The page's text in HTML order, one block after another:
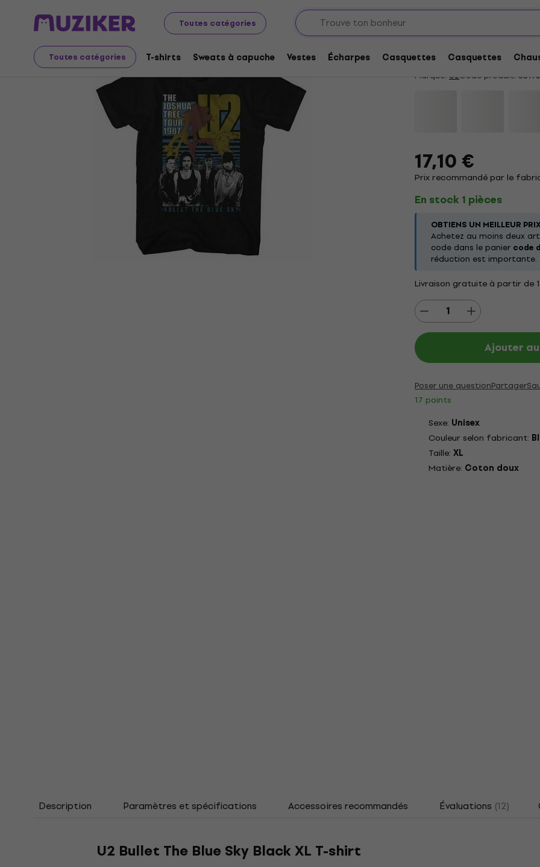
Toutes catégories
Toutes catégories T-shirts Sweats à capuche Vestes Écharpes Casquettes Casquettes
Merch Produits musicaux T-shirts
U2 Bullet The Blue
4,9 12 x noté
Marque: U2Code produit:
17,10 €
Prix recommandé par le
En stock 1 pièces
OBTIENS UN MEILLEUR
Achetez au moins deux
code dans le panier code
réduction est importante.
Livraison gratuite à partir de
Ajouter
Poser une questionPartager
17 points
Sexe: Unisex
Couleur selon fabricant:
Taille: XL
Matière: Coton doux
Description Paramètres et spécifications Accessoires recommandés Évaluations (12)
U2 Bullet The Blue Sky Black XL T-shirt